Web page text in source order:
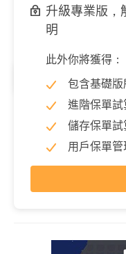
癌症照護
癌症照護(每年)
升級專業版，
明
此外你將獲得：
包含基礎版
進階保單試
儲存保單試
用戶保單管